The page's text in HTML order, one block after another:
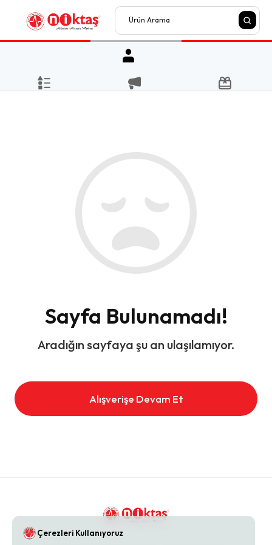
Sayfa Bulunamadı!
Aradığın sayfaya şu an ulaşılamıyor.
Alışverişe Devam Et
Çerezleri Kullanıyoruz